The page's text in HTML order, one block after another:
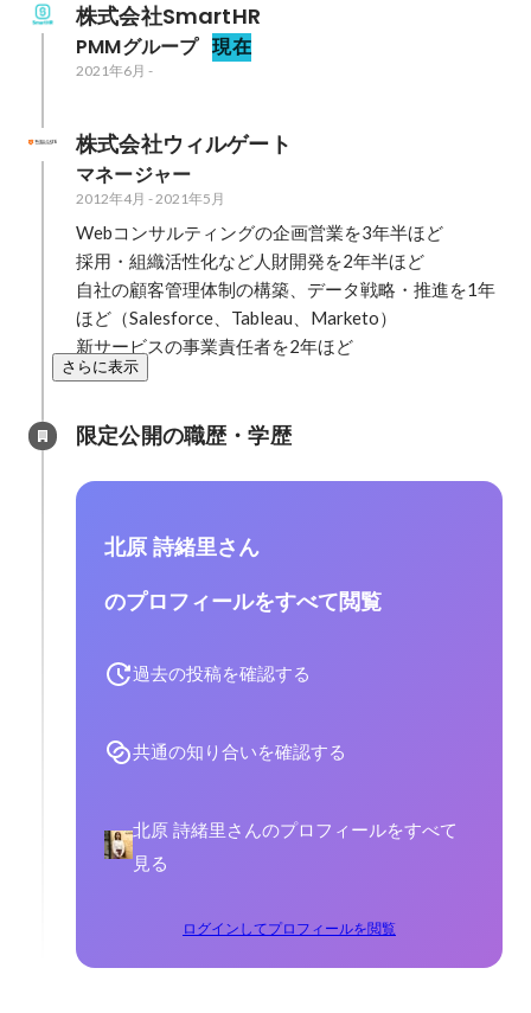
株式会社SmartHR
PMMグループ 現在
2021年6月 -
株式会社ウィルゲート
マネージャー
2012年4月 -2021年5月
Webコンサルティングの企画営業を3年半ほど
採用・組織活性化など人財開発を2年半ほど
自社の顧客管理体制の構築、データ戦略・推進を1年
ほど（Salesforce、Tableau、Marketo）
新サービスの事業責任者を2年ほど
さらに表示
限定公開の職歴・学歴
北原 詩緒里さん
のプロフィールをすべて閲覧
過去の投稿を確認する
共通の知り合いを確認する
北原 詩緒里さんのプロフィールをすべて
見る
ログインしてプロフィールを閲覧